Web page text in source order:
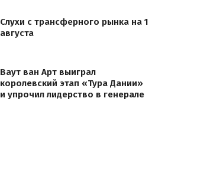
Слухи с трансферного рынка на 1
августа
Ваут ван Арт выиграл
королевский этап «Тура Дании»
и упрочил лидерство в генерале